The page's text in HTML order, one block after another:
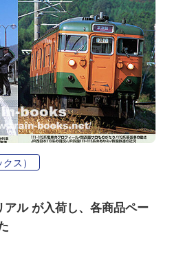
ス）
ル が入荷し、各商品ペー